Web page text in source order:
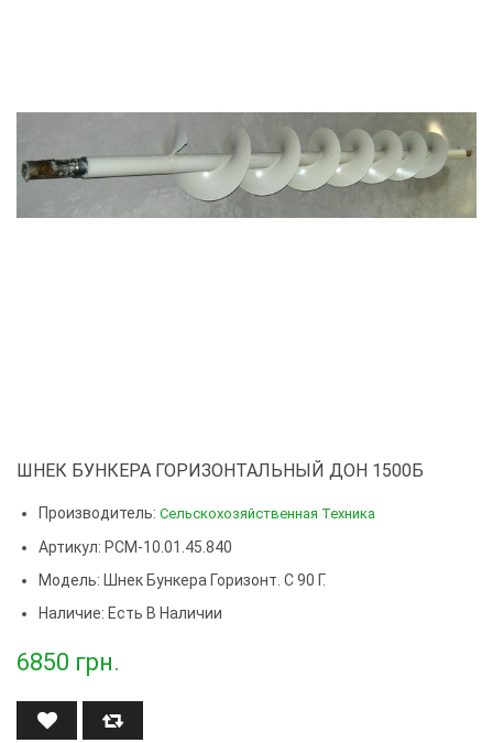
ШНЕК БУНКЕРА ГОРИЗОНТАЛЬНЫЙ ДОН 1500Б
Производитель: Сельскохозяйственная Техника
Артикул: РСМ-10.01.45.840
Модель: Шнек Бункера Горизонт. С 90 Г.
Наличие: Есть В Наличии
6850 грн.